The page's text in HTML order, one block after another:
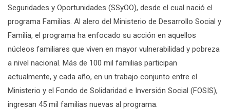
Seguridades y Oportunidades (SSyOO), desde el cual nació el
programa Familias. Al alero del Ministerio de Desarrollo Social y
Familia, el programa ha enfocado su acción en aquellos
núcleos familiares que viven en mayor vulnerabilidad y pobreza
a nivel nacional. Más de 100 mil familias participan
actualmente, y cada año, en un trabajo conjunto entre el
Ministerio y el Fondo de Solidaridad e Inversión Social (FOSIS),
ingresan 45 mil familias nuevas al programa.